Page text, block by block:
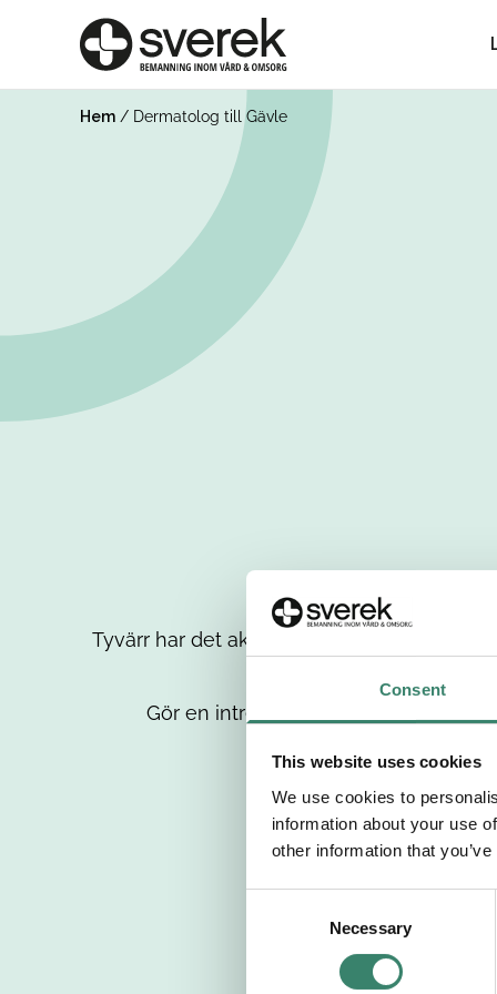
Consent
This website uses cookies
We use cookies to
information about your use
other information that
Necessary
Hem / Dermatolog till Gävle
Tyvärr har det aktuella jobbet tagits bort
Gör en intresseanmälan så